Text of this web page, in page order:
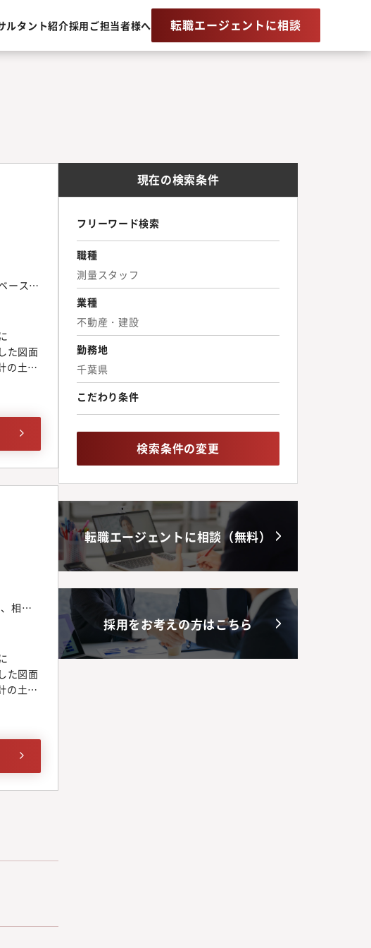
ルタント紹介採用ご担当者様へ 転職エージェントに相談
ース※
た図面
の土
測り
と協
街づく
どの
相談
た図面
の土
測り
と協
街づく
どの
現在の検索条件
フリーワード検索
職種
測量スタッフ
業種
不動産・建設
勤務地
千葉県
こだわり条件
検索条件の変更
転職エージェントに相談（無料）
採用をお考えの方はこちら